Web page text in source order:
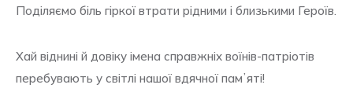
Поділяємо біль гіркої втрати рідними і близькими Героїв.
Хай віднині й довіку імена справжніх воїнів-патріотів
перебувають у світлі нашої вдячної памʼяті!